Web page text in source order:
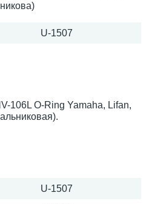
U-1507
106L O-Ring Yamaha, Lifan,
U-1507